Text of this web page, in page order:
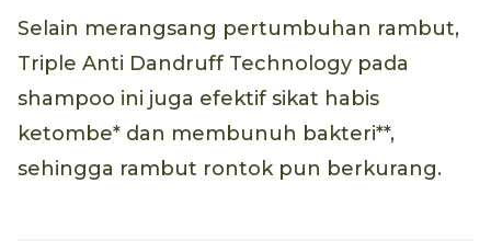
Selain merangsang pertumbuhan rambut,
Triple Anti Dandruff Technology pada
shampoo ini juga efektif sikat habis
ketombe* dan membunuh bakteri**,
sehingga rambut rontok pun berkurang.